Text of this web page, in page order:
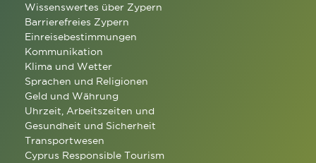
Wissenswertes über Zypern
Barrierefreies Zypern
Einreisebestimmungen
Kommunikation
Klima und Wetter
Sprachen und Religionen
Geld und Währung
Uhrzeit, Arbeitszeiten und
Gesundheit und Sicherheit
Transportwesen
Cyprus Responsible Tourism